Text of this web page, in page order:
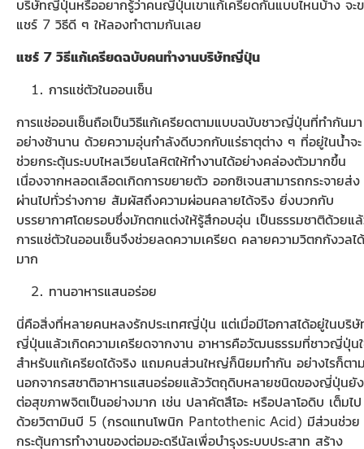
บริษัทญี่ปุ่นหรืออยากรู้ว่าคนญี่ปุ่นเขาแก้เครียดกันแบบไหนบ้าง จะ
แชร์ 7 วิธีดี ๆ ให้ลองทำตามกันเลย
แชร์ 7 วิธีแก้เครียดฉบับคนทำงานบริษัทญี่ปุ่น
การแช่ตัวในออนเซ็น
การแช่ออนเซ็นถือเป็นวิธีแก้เครียดตามแบบฉบับชาวญี่ปุ่นที่ทำกันมา
อย่างช้านาน ด้วยความอุ่นกำลังดีบวกกับแร่ธาตุต่าง ๆ ที่อยู่ในน้ำจะ
ช่วยกระตุ้นระบบไหลเวียนโลหิตให้ทำงานได้อย่างคล่องตัวมากขึ้น
เนื่องจากหลอดเลือดเกิดการขยายตัว ออกซิเจนสามารถกระจายส่ง
ผ่านไปทั่วร่างกาย สัมผัสถึงความผ่อนคลายได้จริง ยิ่งบวกกับ
บรรยากาศโดยรอบซึ่งมักตกแต่งให้รู้สึกอบอุ่น เป็นธรรมชาติด้วยแ
การแช่ตัวในออนเซ็นจึงช่วยลดความเครียด คลายความวิตกกังวลไ
มาก
ทานอาหารแสนอร่อย
นี่คือสิ่งที่หลายคนหลงรักประเทศญี่ปุ่น แต่เมื่อมีโอกาสได้อยู่ในบริษั
ญี่ปุ่นแล้วเกิดความเครียดจากงาน อาหารคือวัฒนธรรมที่ชาวญี่ปุ่น
สำหรับแก้เครียดได้จริง แถมคนส่วนใหญ่ก็นิยมทำกัน อย่างไรก็ตา
นอกจากรสชาติอาหารแสนอร่อยแล้ววัตถุดิบหลายชนิดของญี่ปุ่นยั
ต่อสุขภาพจิตเป็นอย่างมาก เช่น ปลาคัตสึโอะ หรือปลาโอดิบ เต็มไป
ด้วยวิตามินบี 5 (กรดแทนโพนิก Pantothenic Acid) มีส่วนช่วย
กระตุ้นการทำงานของต่อมอะดรีนัลเพื่อบำรุงระบบประสาท สร้าง